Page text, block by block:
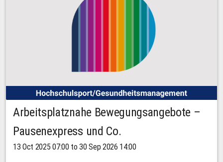
Arbeitsplatznahe Bewegungsangebote –
Pausenexpress und Co.
13 Oct 2025 07:00 to 30 Sep 2026 14:00